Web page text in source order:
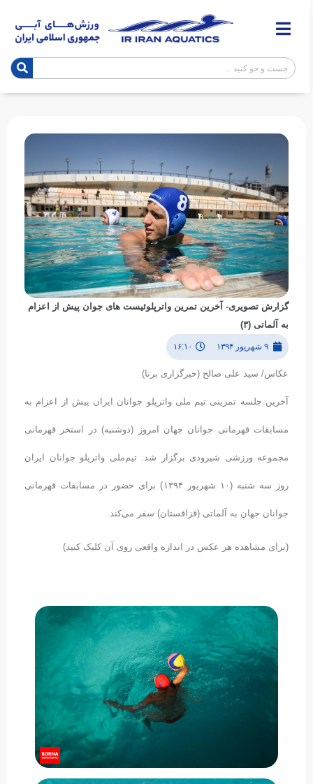
گزارش تصویری- آخرین تمرین واترپلوئیست های جوان پیش از اعزام
به آلماتی (۳)
۹ شهریور ۱۳۹۴ ۱۶:۱۰
عکاس/ سید علی صالح (خبرگزاری برنا)
آخرین جلسه تمرینی تیم ملی واترپلو جوانان ایران پیش از اعزام به
مسابقات قهرمانی جوانان جهان امروز (دوشنبه) در استخر قهرمانی
مجموعه ورزشی شیرودی برگزار شد. تیم‌ملی واترپلو جوانان ایران
روز سه شنبه (۱۰ شهریور ۱۳۹۴) برای حضور در مسابقات قهرمانی
جوانان جهان به آلماتی (قزاقستان) سفر می‌کند.
(برای مشاهده هر عکس در اندازه واقعی روی آن کلیک کنید)